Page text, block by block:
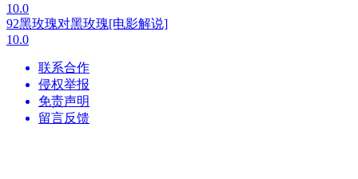
10.0
92黑玫瑰对黑玫瑰[电影解说]
10.0
联系合作
侵权举报
免责声明
留言反馈